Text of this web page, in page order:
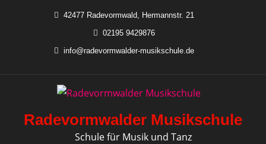
42477 Radevormwald, Hermannstr. 21
02195 9429876
info@radevormwalder-musikschule.de
Radevormwalder Musikschule
Schule für Musik und Tanz